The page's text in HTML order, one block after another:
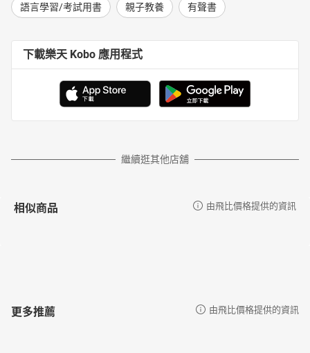
語言學習/考試用書 親子教養 有聲書
下載樂天 Kobo 應用程式
繼續逛其他店舖
相似商品 由飛比價格提供的資訊
更多推薦 由飛比價格提供的資訊